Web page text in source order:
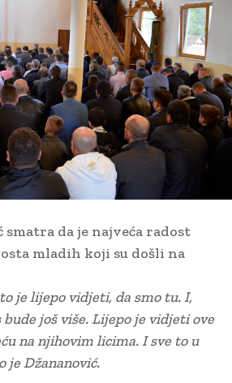
smatra da je najveća radost
mladih koji su došli na
je lijepo vidjeti, da smo tu. I,
bude još više. Lijepo je vidjeti ove
na njihovim licima. I sve to u
je Džananović.